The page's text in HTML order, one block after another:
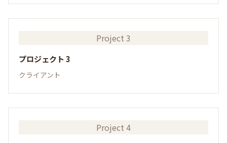
Project 3
プロジェクト 3
クライアント
Project 4